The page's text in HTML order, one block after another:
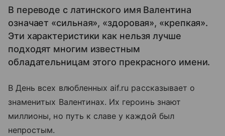
В переводе с латинского имя Валентина
означает «сильная», «здоровая», «крепкая».
Эти характеристики как нельзя лучше
подходят многим известным
обладательницам этого прекрасного имени.
В День всех влюбленных aif.ru рассказывает о
знаменитых Валентинах. Их героинь знают
миллионы, но путь к славе у каждой был
непростым.